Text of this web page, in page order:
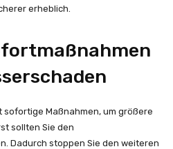
erheblich.
Maßnahmen, um größere
sollten Sie den
Dadurch stoppen Sie den weiteren